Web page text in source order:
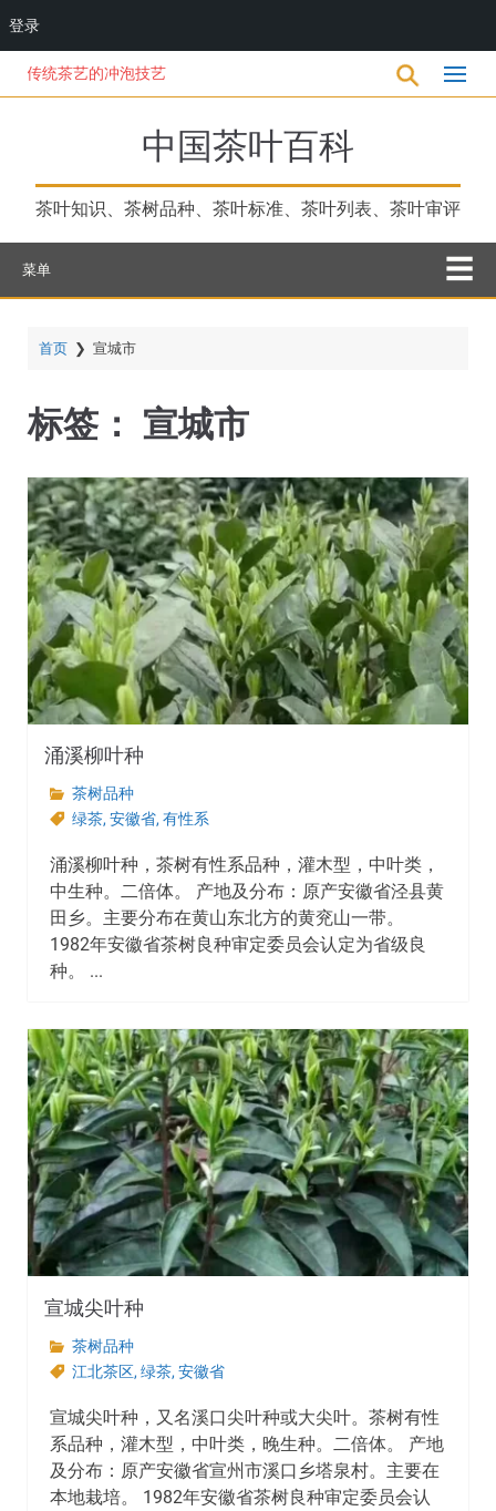
登录
到
统茶艺的冲泡技艺
中国茶叶百科
茶叶知识、茶树品种、茶叶标准、茶叶列表、茶叶审评
菜单
首页 ❯ 宣城市
标签： 宣城市
涌溪柳叶种
茶树品种
绿茶, 安徽省, 有性系
涌溪柳叶种，茶树有性系品种，灌木型，中叶类，
中生种。二倍体。 产地及分布：原产安徽省泾县黄
田乡。主要分布在黄山东北方的黄兖山一带。
1982年安徽省茶树良种审定委员会认定为省级良
种。 ...
宣城尖叶种
茶树品种
江北茶区, 绿茶, 安徽省
宣城尖叶种，又名溪口尖叶种或大尖叶。茶树有性
系品种，灌木型，中叶类，晚生种。二倍体。 产地
及分布：原产安徽省宣州市溪口乡塔泉村。主要在
本地栽培。 1982年安徽省茶树良种审定委员会认